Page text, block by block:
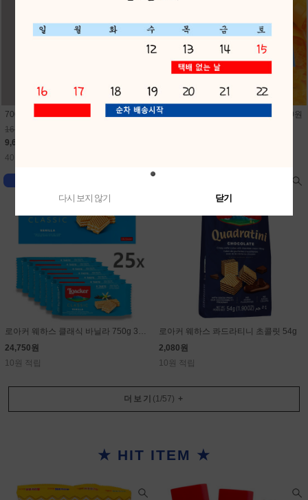
700미니펭귄비눗방울(24개) 1개 400원
16,800원
9,600원
40원 적립
700미니문어비눗방울(24개) 1개 400원
로아커 웨하스 클래식 바닐라 750g 30g×25개
24,750원
10원 적립
로아커 웨하스 콰드라티니 초콜릿 54g
2,080원
10원 적립
더보기 (1/57) +
★ HIT ITEM ★
다시 보지 않기 닫기